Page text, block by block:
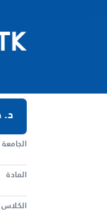
د.
المادة
الكلاس